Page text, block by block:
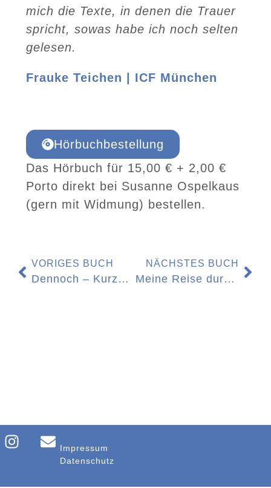
mich die Texte, in denen die Trauer
spricht, sowas habe ich noch selten
gelesen.
Frauke Teichen | ICF München
Hörbuchbestellung
Das Hörbuch für 15,00 € + 2,00 €
Porto direkt bei Susanne Ospelkaus
(gern mit Widmung) bestellen.
VORIGES BUCH
Dennoch – Kurzgeschichten
NÄCHSTES BUCH
Meine Reise durch das Trauerland
Impressum
Datenschutz